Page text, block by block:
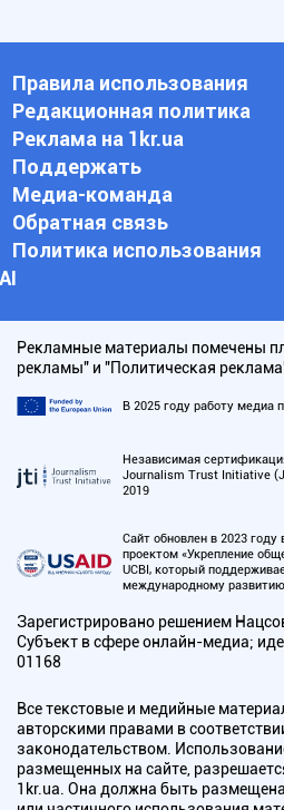
Правила использования
Редакционная политика
Реклама на 1kr.ua
Поддержать
Медиа-команда
Обратная связь
Политика использования
АI
Рекламные материалы помечены
рекламы" и "Политическая
В 2025 году работу медиа
Независимая
Journalism Trust Initiative
2019
Сайт обновлен в 2023
проектом «Укрепление
UCBI, который
международному развитию
Зарегистрировано решением
Субъект в сфере онлайн-медиа;
01168
Все текстовые и медийные
авторскими правами в
законодательством.
размещенных на сайте,
1kr.ua. Она должна быть